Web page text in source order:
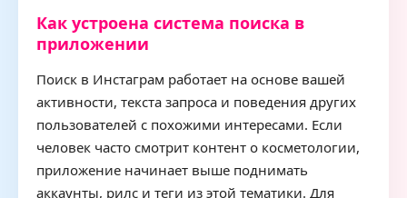
Как устроена система поиска в
приложении
Поиск в Инстаграм работает на основе вашей
активности, текста запроса и поведения других
пользователей с похожими интересами. Если
человек часто смотрит контент о косметологии,
приложение начинает выше поднимать
аккаунты, рилс и теги из этой тематики. Для